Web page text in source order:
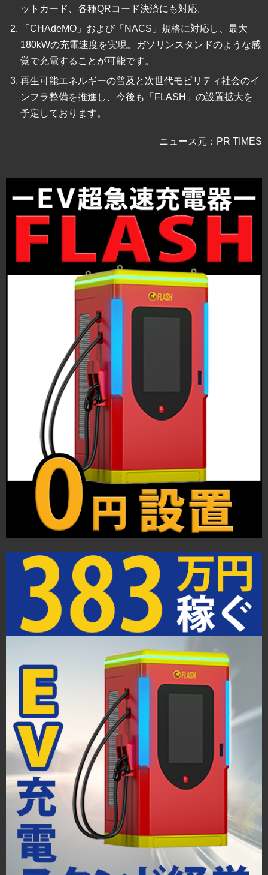
ットカード、各種QRコード決済にも対応。
「CHAdeMO」および「NACS」規格に対応し、最大
180kWの充電速度を実現。ガソリンスタンドのような感
覚で充電することが可能です。
再生可能エネルギーの普及と次世代モビリティ社会のイ
ンフラ整備を推進し、今後も「FLASH」の設置拡大を
予定しております。
ニュース元：PR TIMES